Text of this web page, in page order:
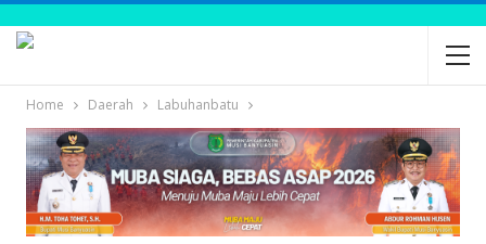
Home Daerah Labuhanbatu